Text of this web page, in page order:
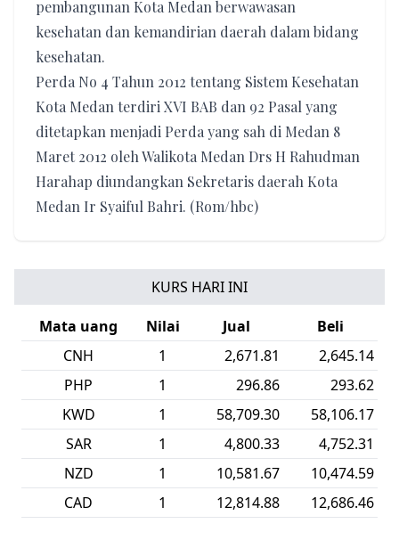
pembangunan Kota Medan berwawasan
kesehatan dan kemandirian daerah dalam bidang
kesehatan.
Perda No 4 Tahun 2012 tentang Sistem Kesehatan
Kota Medan terdiri XVI BAB dan 92 Pasal yang
ditetapkan menjadi Perda yang sah di Medan 8
Maret 2012 oleh Walikota Medan Drs H Rahudman
Harahap diundangkan Sekretaris daerah Kota
Medan Ir Syaiful Bahri. (Rom/hbc)
KURS HARI INI
Mata uang
Nilai Jual
Beli
CNH
1 2,671.81
2,645.14
PHP
1 296.86
293.62
KWD
1 58,709.30
58,106.17
SAR
1 4,800.33
4,752.31
NZD
1 10,581.67
10,474.59
CAD
1 12,814.88 12,686.46